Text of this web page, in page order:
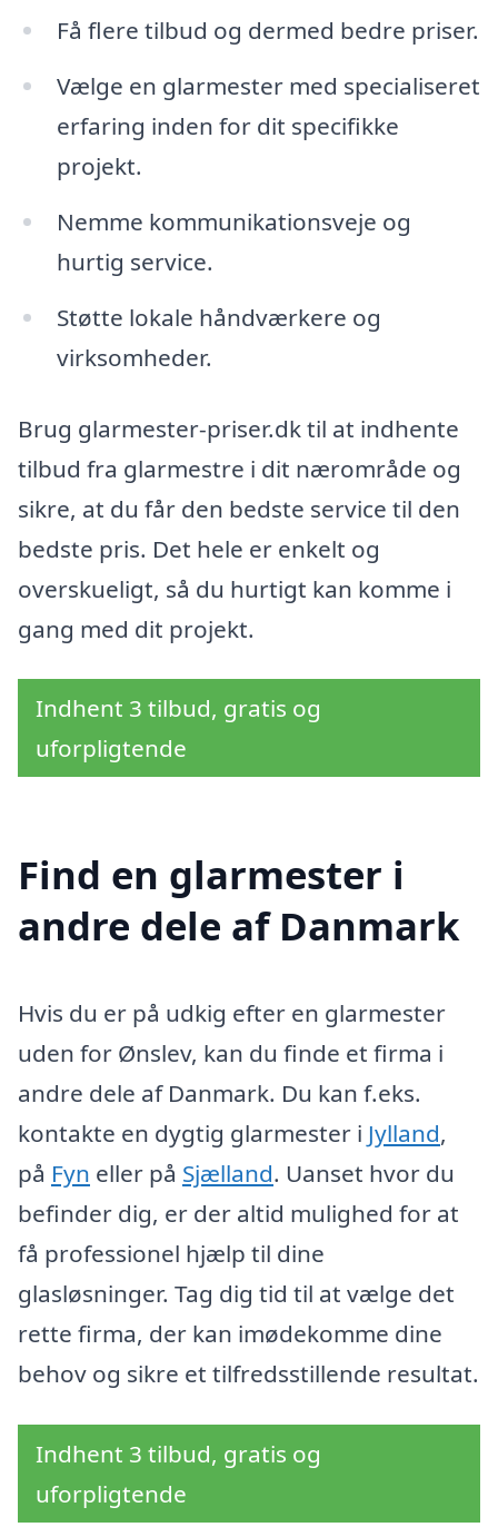
Få flere tilbud og dermed bedre priser.
Vælge en glarmester med specialiseret
erfaring inden for dit specifikke
projekt.
Nemme kommunikationsveje og
hurtig service.
Støtte lokale håndværkere og
virksomheder.
Brug glarmester-priser.dk til at indhente
tilbud fra glarmestre i dit nærområde og
sikre, at du får den bedste service til den
bedste pris. Det hele er enkelt og
overskueligt, så du hurtigt kan komme i
gang med dit projekt.
Indhent 3 tilbud, gratis og
uforpligtende
Find en glarmester i
andre dele af Danmark
Hvis du er på udkig efter en glarmester
uden for Ønslev, kan du finde et firma i
andre dele af Danmark. Du kan f.eks.
kontakte en dygtig glarmester i Jylland,
på Fyn eller på Sjælland. Uanset hvor du
befinder dig, er der altid mulighed for at
få professionel hjælp til dine
glasløsninger. Tag dig tid til at vælge det
rette firma, der kan imødekomme dine
behov og sikre et tilfredsstillende resultat.
Indhent 3 tilbud, gratis og
uforpligtende